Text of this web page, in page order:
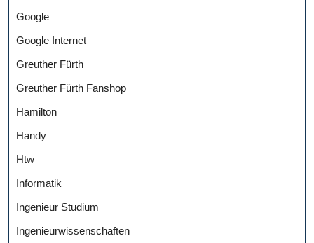
Google
Google Internet
Greuther Fürth
Greuther Fürth Fanshop
Hamilton
Handy
Htw
Informatik
Ingenieur Studium
Ingenieurwissenschaften